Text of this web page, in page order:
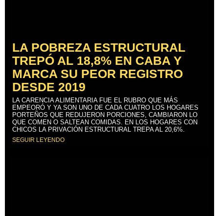
LA POBREZA ESTRUCTURAL
TREPÓ AL 18,8% EN CABA Y
MARCA SU PEOR REGISTRO
DESDE 2019
LA CARENCIA ALIMENTARIA FUE EL RUBRO QUE MÁS
EMPEORÓ Y YA SON UNO DE CADA CUATRO LOS HOGARES
PORTEÑOS QUE REDUJERON PORCIONES, CAMBIARON LO
QUE COMEN O SALTEAN COMIDAS. EN LOS HOGARES CON
CHICOS LA PRIVACIÓN ESTRUCTURAL TREPA AL 20,6%.
SEGUIR LEYENDO